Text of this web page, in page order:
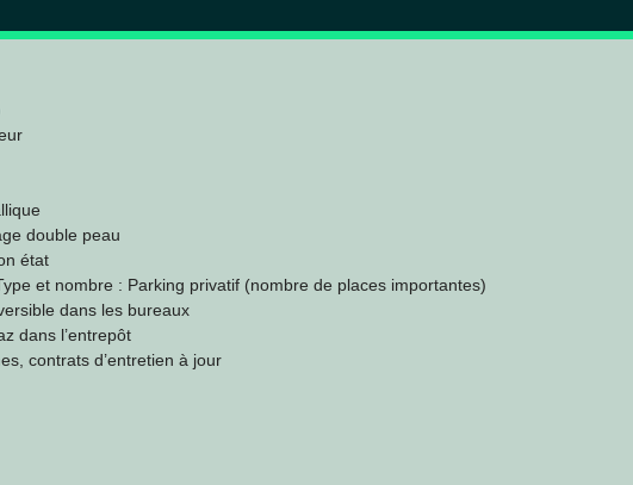
double peau
état
et nombre : Parking privatif (nombre de places importantes)
dans les bureaux
dans l’entrepôt
contrats d’entretien à jour